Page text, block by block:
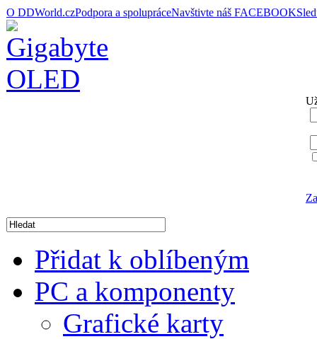
O DDWorld.czPodpora a spolupráceNavštivte náš FACEBOOK
Přidat k oblíbeným
PC a komponenty
Grafické karty